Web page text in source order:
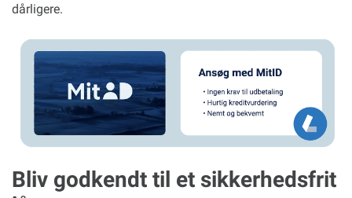
dårligere.
Bliv godkendt til et sikkerhedsfrit